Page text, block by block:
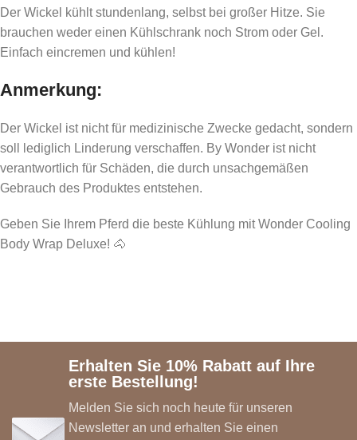
Der Wickel kühlt stundenlang, selbst bei großer Hitze. Sie
brauchen weder einen Kühlschrank noch Strom oder Gel.
Einfach eincremen und kühlen!
Anmerkung:
Der Wickel ist nicht für medizinische Zwecke gedacht, sondern
soll lediglich Linderung verschaffen. By Wonder ist nicht
verantwortlich für Schäden, die durch unsachgemäßen
Gebrauch des Produktes entstehen.
Geben Sie Ihrem Pferd die beste Kühlung mit Wonder Cooling
Body Wrap Deluxe! 🐴
Erhalten Sie 10% Rabatt auf Ihre
erste Bestellung!
Melden Sie sich noch heute für unseren
Newsletter an und erhalten Sie einen